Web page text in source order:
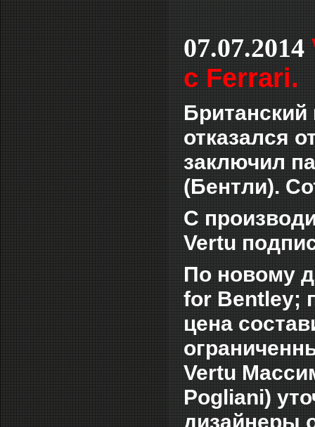
07.07.2014
с Ferrari.
отказался
заключил
(Бентли).
С
Vertu
По новому
for Bentley;
цена
Vertu
Pogliani)
дизайнеры